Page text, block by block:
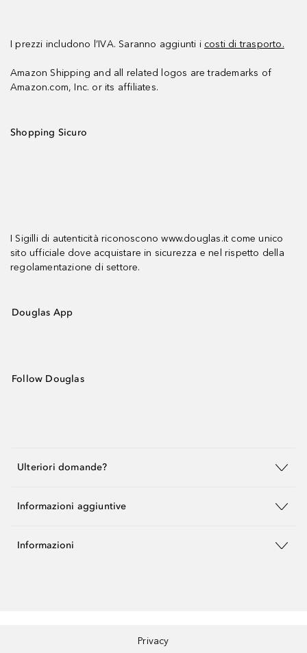
I prezzi includono l’IVA. Saranno aggiunti i costi di trasporto.
Amazon Shipping and all related logos are trademarks of
Amazon.com, Inc. or its affiliates.
Shopping Sicuro
I Sigilli di autenticità riconoscono www.douglas.it come unico
sito ufficiale dove acquistare in sicurezza e nel rispetto della
regolamentazione di settore.
Douglas App
Follow Douglas
Ulteriori domande?
Informazioni aggiuntive
Informazioni
Privacy